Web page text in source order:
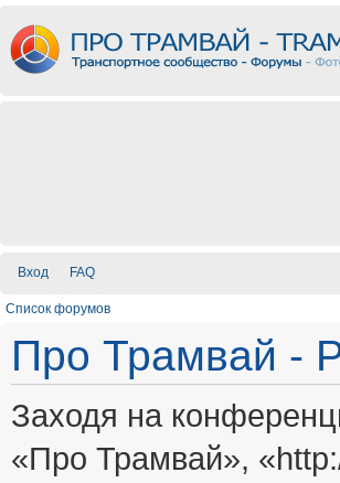
Вход FAQ
Список форумов
Про Трамвай -
Заходя на
«Про Трамвай»,